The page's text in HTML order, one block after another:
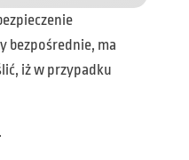
bezpośrednie, ma
iż w przypadku